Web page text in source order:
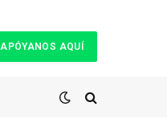
APÓYANOS AQUÍ